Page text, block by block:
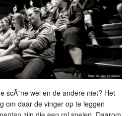
scÃ¨ne wel en de andere niet? Het
om daar de vinger op te leggen